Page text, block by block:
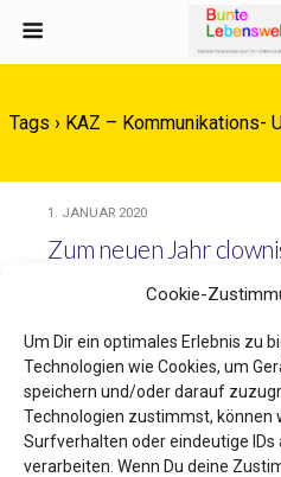
Cookie-
Um Dir ein optimales Erlebnis zu
Technologien wie Cookies, um
speichern und/oder darauf
Technologien zustimmst, können
Surfverhalten oder eindeutige IDs
verarbeiten. Wenn Du deine
Tags › KAZ – Kommunikations-
1. JANUAR 2020
Zum neuen Jahr
Zum
Mobil